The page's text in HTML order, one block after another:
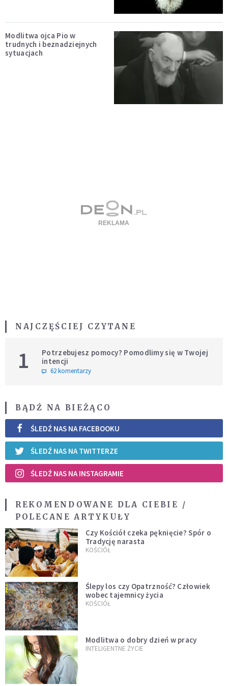
Modlitwa ojca Pio w
trudnych i beznadziejnych
sytuacjach
NAJCZĘŚCIEJ CZYTANE
1
Potrzebujesz pomocy? Pomodlimy się w Twojej
intencji
62 komentarzy
BĄDŹ NA BIEŻĄCO
ŚLEDŹ NAS NA FACEBOOKU
ŚLEDŹ NAS NA TWITTERZE
ŚLEDŹ NAS NA INSTAGRAMIE
REKOMENDOWANE DLA CIEBIE /
POLECANE ARTYKUŁY
Czy Kościół czeka pęknięcie? Spór o
Tradycję narasta
KOŚCIÓŁ
Ślepy los czy Opatrzność? Człowiek
wobec tajemnicy życia
KOŚCIÓŁ
Modlitwa o dobry dzień w pracy
INTELIGENTNE ŻYCIE